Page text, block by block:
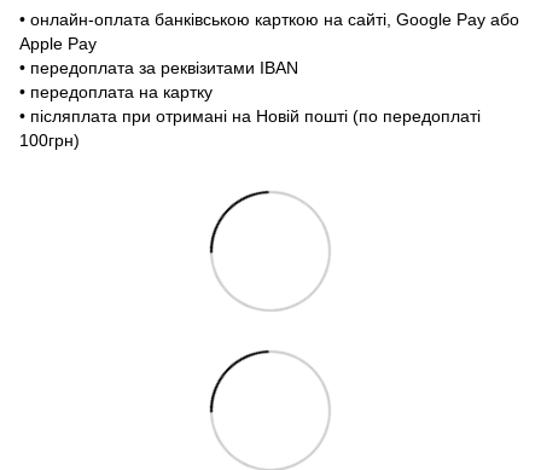
• онлайн-оплата банківською карткою на сайті, Google Pay або
Apple Pay
• передоплата за реквізитами IBAN
• передоплата на картку
• післяплата при отримані на Новій пошті (по передоплаті
100грн)